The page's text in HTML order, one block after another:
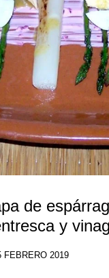
de
y
FEBRERO 2019